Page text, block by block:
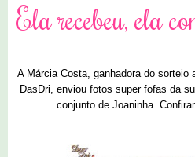
Ela recebeu, ela
A Márcia Costa, ganhadora do sorteio
DasDri, enviou fotos super fofas da
conjunto de Joaninha.